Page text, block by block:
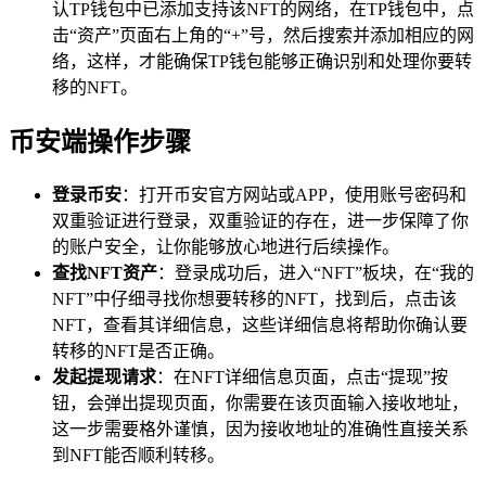
认TP钱包中已添加支持该NFT的网络，在TP钱包中，点
击“资产”页面右上角的“+”号，然后搜索并添加相应的网
络，这样，才能确保TP钱包能够正确识别和处理你要转
移的NFT。
币安端操作步骤
登录币安：打开币安官方网站或APP，使用账号密码和
双重验证进行登录，双重验证的存在，进一步保障了你
的账户安全，让你能够放心地进行后续操作。
查找NFT资产：登录成功后，进入“NFT”板块，在“我的
NFT”中仔细寻找你想要转移的NFT，找到后，点击该
NFT，查看其详细信息，这些详细信息将帮助你确认要
转移的NFT是否正确。
发起提现请求：在NFT详细信息页面，点击“提现”按
钮，会弹出提现页面，你需要在该页面输入接收地址，
这一步需要格外谨慎，因为接收地址的准确性直接关系
到NFT能否顺利转移。